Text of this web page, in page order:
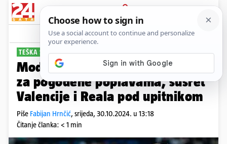
PRIJAVA
Sport Komentari
TEŠKA SITUACIJA
Modrić poslao poruku podrške
za pogođene poplavama, susret
Valencije i Reala pod upitnikom
Piše Fabijan Hrnčić, srijeda, 30.10.2024. u 13:18
Čitanje članka: < 1 min